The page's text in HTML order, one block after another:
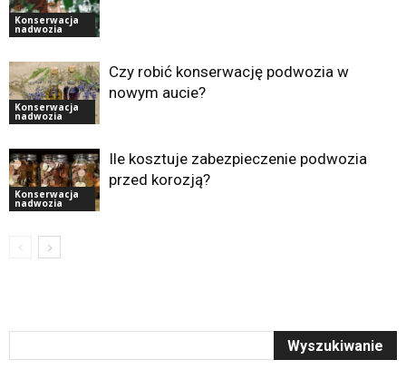
Konserwacja
nadwozia
Konserwacja
nadwozia
Czy robić konserwację podwozia w
nowym aucie?
Konserwacja
nadwozia
Ile kosztuje zabezpieczenie podwozia
przed korozją?